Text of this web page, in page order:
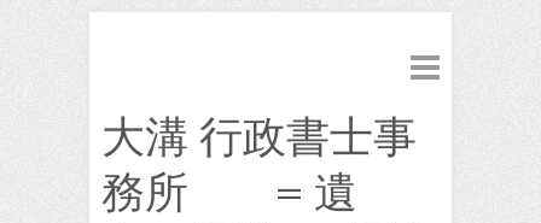
大溝 行政書士事
務所 = 遺